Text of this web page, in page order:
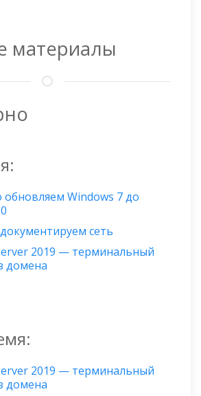
материалы
обновляем Windows 7 до
сеть
2019 — терминальный
домена
2019 — терминальный
домена